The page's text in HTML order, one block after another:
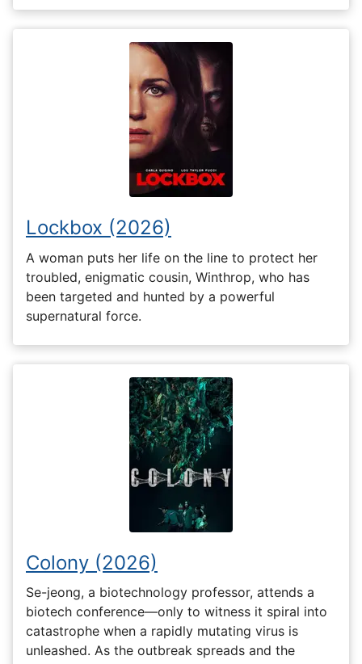
Lockbox (2026)
A woman puts her life on the line to protect her
troubled, enigmatic cousin, Winthrop, who has
been targeted and hunted by a powerful
supernatural force.
Colony (2026)
Se-jeong, a biotechnology professor, attends a
biotech conference—only to witness it spiral into
catastrophe when a rapidly mutating virus is
unleashed. As the outbreak spreads and the